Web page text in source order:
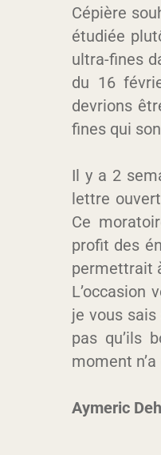
Cépière
étudiée
ultra-fines
du 16
devrions
fines qui
Il y a 2
lettre
Ce
profit des
permettrait
L’occasion
je vous
pas qu’ils
moment
Aymeric